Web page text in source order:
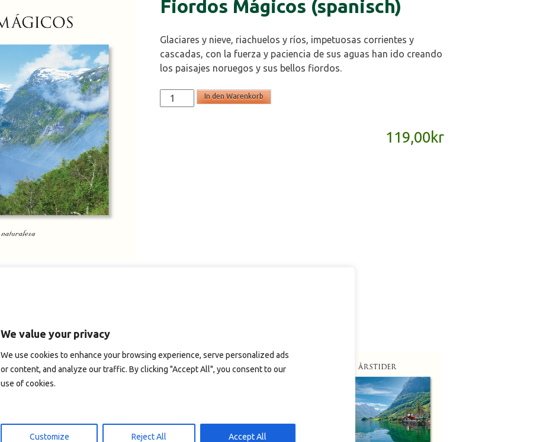
We value your privacy
We use cookies to enhance your browsing experience, serve personalized ads
or content, and analyze our traffic. By clicking "Accept All", you consent to our
use of cookies.
Customize Reject All Accept All
Fiordos Mágicos (spanisch)
Glaciares y nieve, riachuelos y ríos, impetuosas corrientes y
cascadas, con la fuerza y paciencia de sus aguas han ido creando
los paisajes noruegos y sus bellos fiordos.
Fiordos
Mágicos
In den Warenkorb
119,00kr